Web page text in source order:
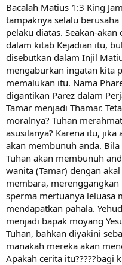
Bacalah Matius 1:3 King
tampaknya selalu
pelaku diatas. Seakan-
dalam kitab Kejadian itu,
disebutkan dalam Injil
mengaburkan ingatan kita
memalukan itu. Nama
digantikan Parez dalam
Tamar menjadi Thamar.
moralnya? Tuhan
asusilanya? Karena itu, jika
akan membunuh anda.
Tuhan akan membunuh
wanita (Tamar) dengan
membara,
sperma mertuanya leluasa
mendapatkan pahala.
menjadi bapak moyang
Tuhan, bahkan diyakini
manakah mereka akan
Apakah cerita itu?????bagi